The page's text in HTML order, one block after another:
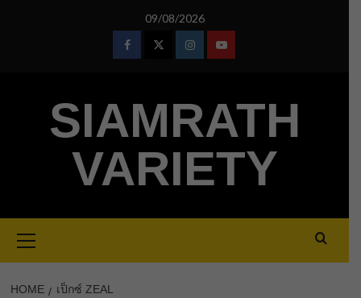
09/08/2026
FacebookTwitterInstagramYoutube
SIAMRATH
VARIETY
Menu
HOME เป็กซ์ ZEAL